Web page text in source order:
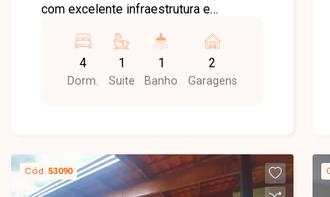
com excelente infraestrutura e
supermercados, escolas, farmácias,
restaurantes, comércios e diversos
serviços, oferece fácil acesso às
sala ampla para 2 ambientes com
sacada, 4 quartos, sendo 1 suíte,
4
Dorm.
1
Suite
1
Banho
2
Garagens
Cód. 53090